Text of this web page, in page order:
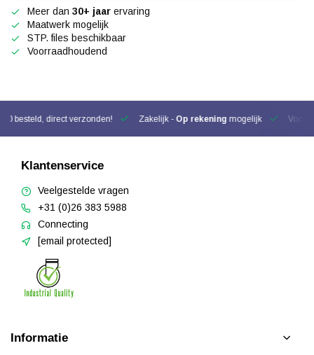
Meer dan 30+ jaar ervaring
Maatwerk mogelijk
STP. files beschikbaar
Voorraadhoudend
besteld, direct verzonden! Zakelijk - Op rekening mogelijk Voor
Klantenservice
Veelgestelde vragen
+31 (0)26 383 5988
Connecting
[email protected]
Informatie